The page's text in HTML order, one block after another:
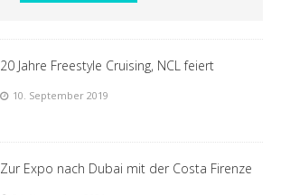
20 Jahre Freestyle Cruising, NCL feiert
10. September 2019
Zur Expo nach Dubai mit der Costa Firenze